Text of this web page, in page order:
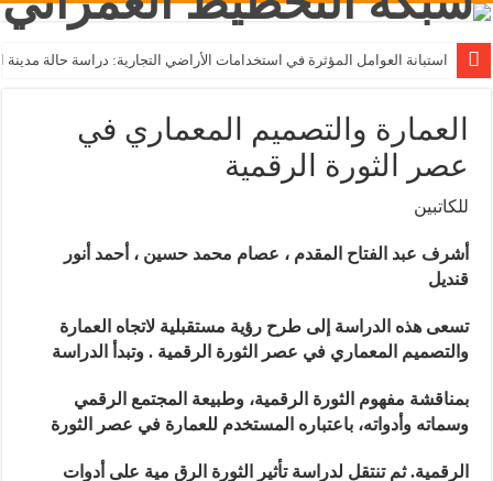
استبانة العوامل المؤثرة في استخدامات الأراضي التجارية: دراسة حالة مدينة
العمارة والتصميم المعماري في
عصر الثورة الرقمية
للكاتبين
أشرف عبد الفتاح المقدم ، عصام محمد حسين ، أحمد أنور
قنديل
تسعى هذه الدراسة إلى طرح رؤية مستقبلية لاتجاه العمارة
والتصميم المعماري في عصر الثورة الرقمية.وتبدأ الدراسة
بمناقشة مفهوم الثورة الرقمية، وطبيعة المجتمع الرقمي
وسماته وأدواته، باعتباره المستخدم للعمارة في عصر الثورة
الرقمية.ثم تنتقل لدراسة تأثير الثورة الرق مية على أدوات